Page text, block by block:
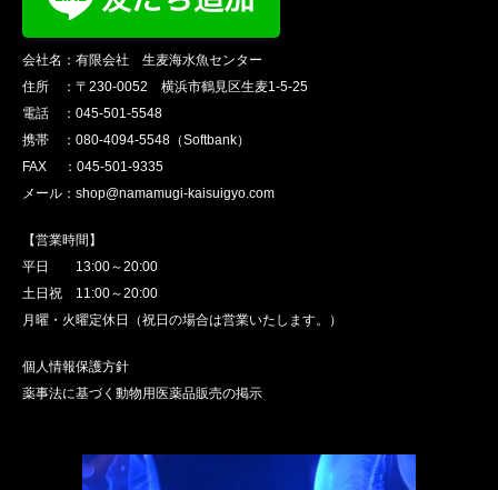
会社名：有限会社 生麦海水魚センター
住所 ：〒230-0052 横浜市鶴見区生麦1-5-25
電話 ：045-501-5548
携帯 ：080-4094-5548（Softbank）
FAX ：045-501-9335
メール：shop@namamugi-kaisuigyo.com
【営業時間】
平日 13:00～20:00
土日祝 11:00～20:00
月曜・火曜定休日（祝日の場合は営業いたします。）
個人情報保護方針
薬事法に基づく動物用医薬品販売の掲示